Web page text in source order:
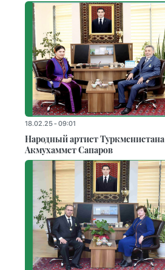
18.02.25 - 09:01
Народный артист Туркменистана
Акмухаммет Сапаров